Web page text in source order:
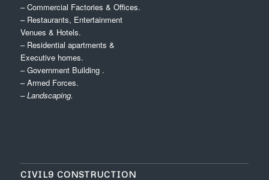
– Commercial Factories & Offices.
– Restaurants, Entertainment
Venues & Hotels.
– Residential apartments &
Executive homes.
– Government Building .
– Armed Forces.
– Landscaping.
CIVIL9 CONSTRUCTION